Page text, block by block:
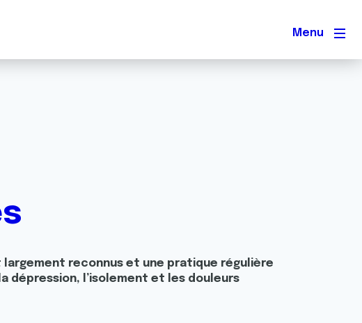
Menu
reconnus et une pratique régulière
dépression, l’isolement et les douleurs